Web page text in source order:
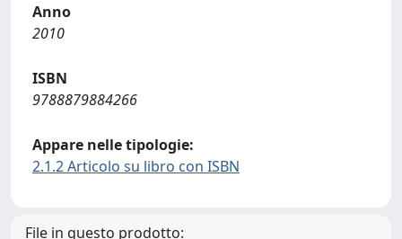
Anno
2010
ISBN
9788879884266
Appare nelle tipologie:
2.1.2 Articolo su libro con ISBN
File in questo prodotto: